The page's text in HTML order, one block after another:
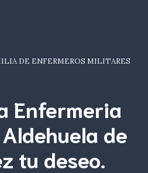
DE ENFERMEROS MILITARES
Enfermeria
de
tu deseo.